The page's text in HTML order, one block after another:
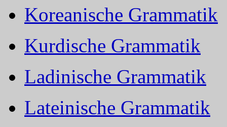
Koreanische Grammatik
Kurdische Grammatik
Ladinische Grammatik
Lateinische Grammatik